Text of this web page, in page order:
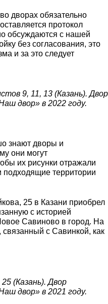
дворах обязательно
протокол
обсуждаются с нашей
без согласования, это
и за это следует
9, 11, 13 (Казань). Двор
двор» в 2022 году.
знают дворы и
они могут
их рисунки отражали
подходящие территории
25 в Казани приобрел
с историей
Савиново в город. На
с Савинкой, как
(Казань). Двор
двор» в 2021 году.